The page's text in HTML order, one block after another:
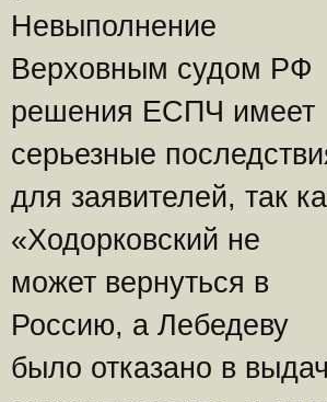
Невыполнение
Верховным судом РФ
решения ЕСПЧ имеет
серьезные
для заявителей, так
«Ходорковский не
может вернуться в
Россию, а Лебедеву
было отказано в